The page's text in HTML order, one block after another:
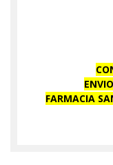
FARMACIA